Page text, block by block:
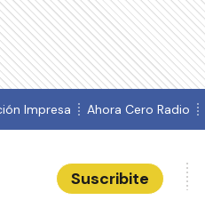
Impresa Ahora Cero Radio
Suscribite